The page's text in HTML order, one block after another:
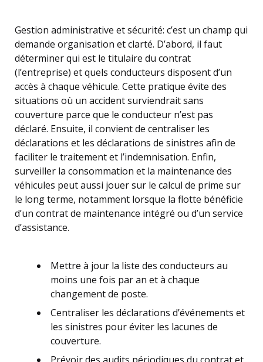
Gestion administrative et sécurité: c’est un champ qui
demande organisation et clarté. D’abord, il faut
déterminer qui est le titulaire du contrat
(l’entreprise) et quels conducteurs disposent d’un
accès à chaque véhicule. Cette pratique évite des
situations où un accident surviendrait sans
couverture parce que le conducteur n’est pas
déclaré. Ensuite, il convient de centraliser les
déclarations et les déclarations de sinistres afin de
faciliter le traitement et l’indemnisation. Enfin,
surveiller la consommation et la maintenance des
véhicules peut aussi jouer sur le calcul de prime sur
le long terme, notamment lorsque la flotte bénéficie
d’un contrat de maintenance intégré ou d’un service
d’assistance.
Mettre à jour la liste des conducteurs au
moins une fois par an et à chaque
changement de poste.
Centraliser les déclarations d’événements et
les sinistres pour éviter les lacunes de
couverture.